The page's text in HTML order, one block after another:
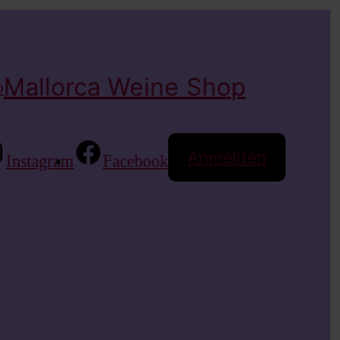
Mallorca Weine Shop
Instagram Facebook Anmelden